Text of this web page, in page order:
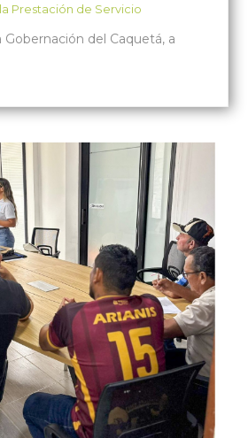
Prestación de Servicio
Gobernación del Caquetá, a